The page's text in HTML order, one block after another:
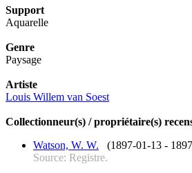
Support
Aquarelle
Genre
Paysage
Artiste
Louis Willem van Soest
Collectionneur(s) / propriétaire(s)
Watson, W. W. (1897-01-13 -
Source: Registre.